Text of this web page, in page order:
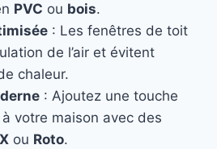
PVC ou bois.
: Les fenêtres de toit
de l’air et évitent
chaleur.
: Ajoutez une touche
votre maison avec des
ou Roto.